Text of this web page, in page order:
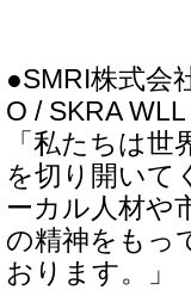
●SMRI株式会
O / SKRA
「私たちは
を切り開いて
ーカル人材や
の精神をもっ
おります。」